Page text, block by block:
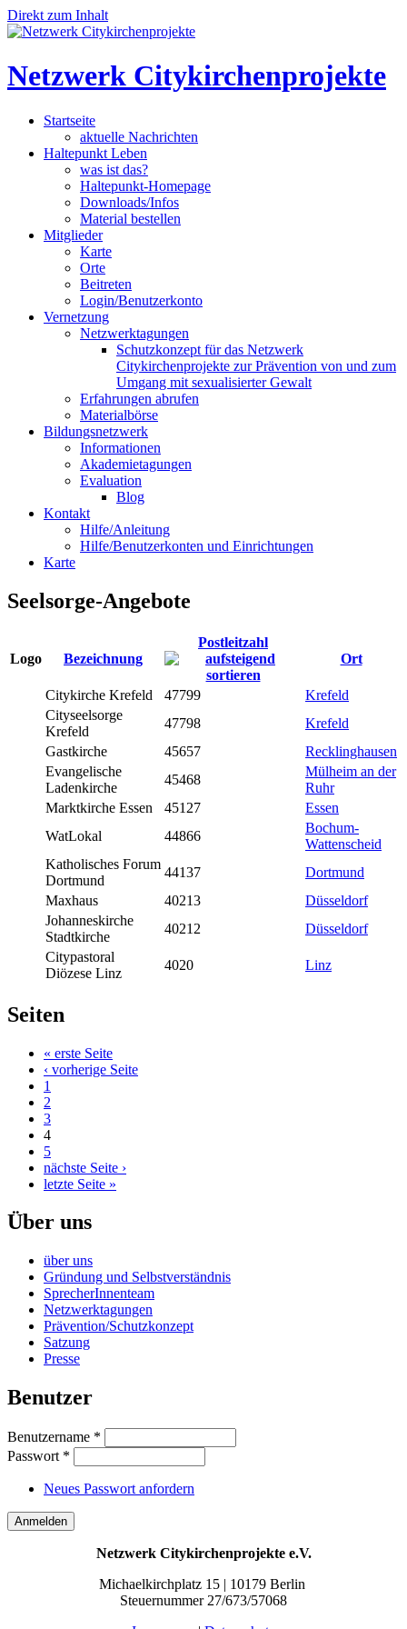
Direkt zum Inhalt
Netzwerk Citykirchenprojekte
Startseite
aktuelle Nachrichten
Haltepunkt Leben
was ist das?
Haltepunkt-Homepage
Downloads/Infos
Material bestellen
Mitglieder
Karte
Orte
Beitreten
Login/Benutzerkonto
Vernetzung
Netzwerktagungen
Schutzkonzept für das Netzwerk
Citykirchenprojekte zur Prävention von und zum
Umgang mit sexualisierter Gewalt
Erfahrungen abrufen
Materialbörse
Bildungsnetzwerk
Informationen
Akademietagungen
Evaluation
Blog
Kontakt
Hilfe/Anleitung
Hilfe/Benutzerkonten und Einrichtungen
Karte
Seelsorge-Angebote
Logo Bezeichnung
Postleitzahl
Ort
Citykirche Krefeld 47799
Krefeld
Cityseelsorge
Krefeld
47798
Krefeld
Gastkirche
45657
Recklinghausen
Evangelische
Ladenkirche
45468
Mülheim an der
Ruhr
Marktkirche Essen
45127
Essen
WatLokal
44866
Bochum-
Wattenscheid
Katholisches Forum
Dortmund
44137
Dortmund
Maxhaus
40213
Düsseldorf
Johanneskirche
Stadtkirche
40212
Düsseldorf
Citypastoral
Diözese Linz
4020 Linz
Seiten
« erste Seite
‹ vorherige Seite
1
2
3
4
5
nächste Seite ›
letzte Seite »
Über uns
über uns
Gründung und Selbstverständnis
SprecherInnenteam
Netzwerktagungen
Prävention/Schutzkonzept
Satzung
Presse
Benutzer
Benutzername *
Passwort *
Neues Passwort anfordern
Netzwerk Citykirchenprojekte e.V.
Michaelkirchplatz 15 | 10179 Berlin
Steuernummer 27/673/57068